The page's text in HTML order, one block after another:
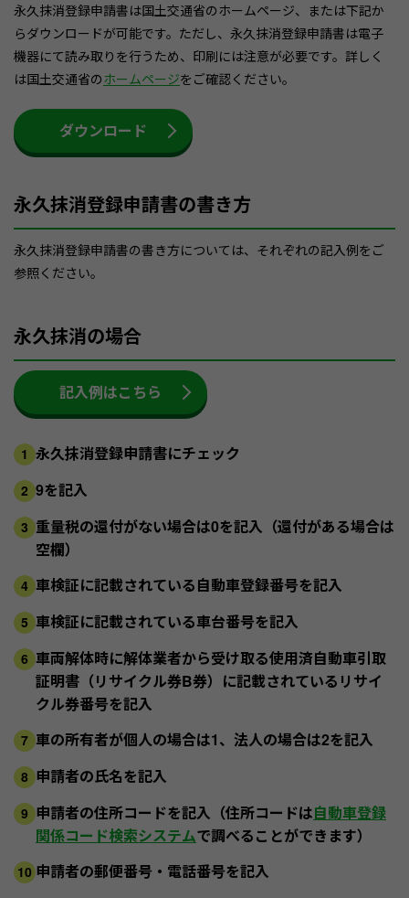
永久抹消登録申請書は国土交通省のホームページ、または下記か
らダウンロードが可能です。ただし、永久抹消登録申請書は電子
機器にて読み取りを行うため、印刷には注意が必要です。詳しく
は国土交通省のホームページをご確認ください。
ダウンロード
永久抹消登録申請書の書き方
永久抹消登録申請書の書き方については、それぞれの記入例をご
参照ください。
永久抹消の場合
記入例はこちら
1 永久抹消登録申請書にチェック
2 9を記入
3 重量税の還付がない場合は0を記入（還付がある場合は
空欄）
4 車検証に記載されている自動車登録番号を記入
5 車検証に記載されている車台番号を記入
6 車両解体時に解体業者から受け取る使用済自動車引取
証明書（リサイクル券B券）に記載されているリサイ
クル券番号を記入
7 車の所有者が個人の場合は1、法人の場合は2を記入
8 申請者の氏名を記入
9 申請者の住所コードを記入（住所コードは自動車登録
関係コード検索システムで調べることができます）
10 申請者の郵便番号・電話番号を記入